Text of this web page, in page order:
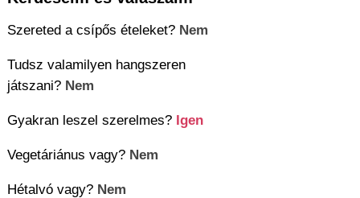
Szereted a csípős ételeket? Nem
Tudsz valamilyen hangszeren
játszani? Nem
Gyakran leszel szerelmes? Igen
Vegetáriánus vagy? Nem
Hétalvó vagy? Nem